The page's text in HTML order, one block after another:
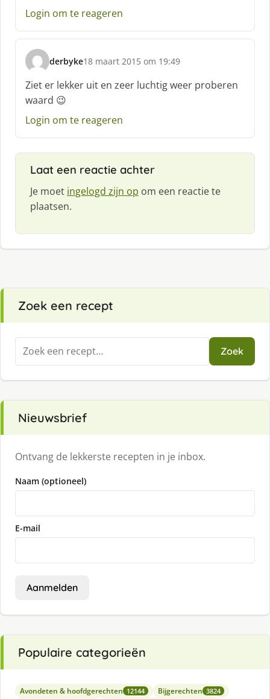
e
f
Login om te reageren
derbyke
s
c
h
r
e
:
18 maart 2015 om 19:49
Ziet er lekker uit en zeer luchtig weer proberen
waard 😉
Login om te reageren
Laat een reactie achter
Je moet ingelogd zijn op om een reactie te
plaatsen.
Zoek een recept
Zoeken
naar:
Zoek
Nieuwsbrief
Ontvang de lekkerste recepten in je inbox.
Naam (optioneel)
E-mail
Aanmelden
Populaire categorieën
Avondeten & hoofdgerechten 12144 Bijgerechten 3824